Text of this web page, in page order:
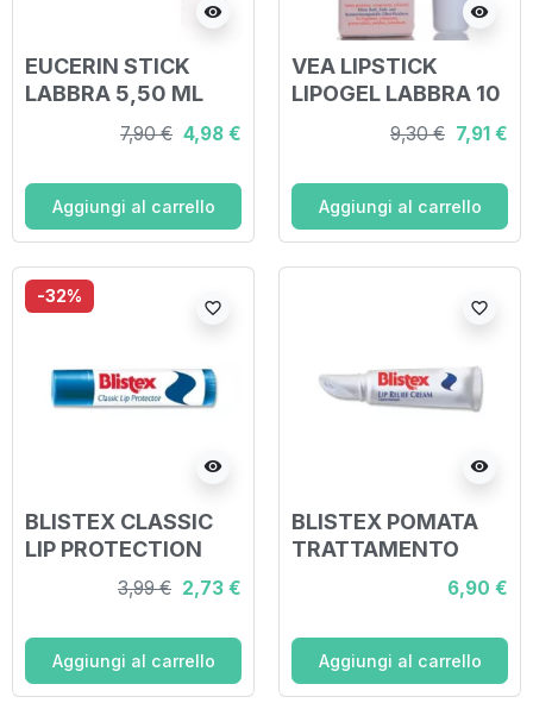
visibility
EUCERIN STICK
LABBRA 5,50 ML
7,90 € 4,98 €
Aggiungi al carrello
visibility
VEA LIPSTICK
LIPOGEL LABBRA 10
9,30 € 7,91 €
Aggiungi al carrello
-32%
visibility
favorite_border
BLISTEX CLASSIC
LIP PROTECTION
3,99 € 2,73 €
Aggiungi al carrello
visibility
favorite_border
BLISTEX POMATA
TRATTAMENTO
6,90 €
Aggiungi al carrello